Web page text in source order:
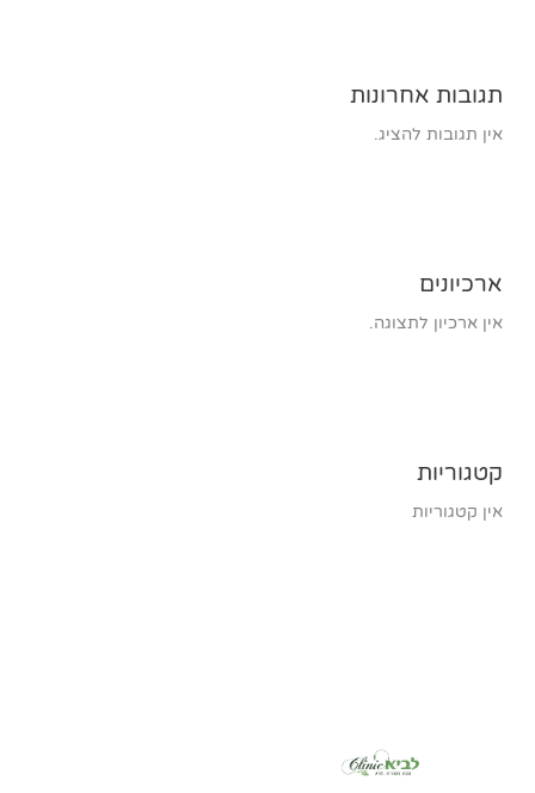
תגובות אחרונות
אין תגובות להציג.
ארכיונים
אין ארכיון לתצוגה.
קטגוריות
אין קטגוריות